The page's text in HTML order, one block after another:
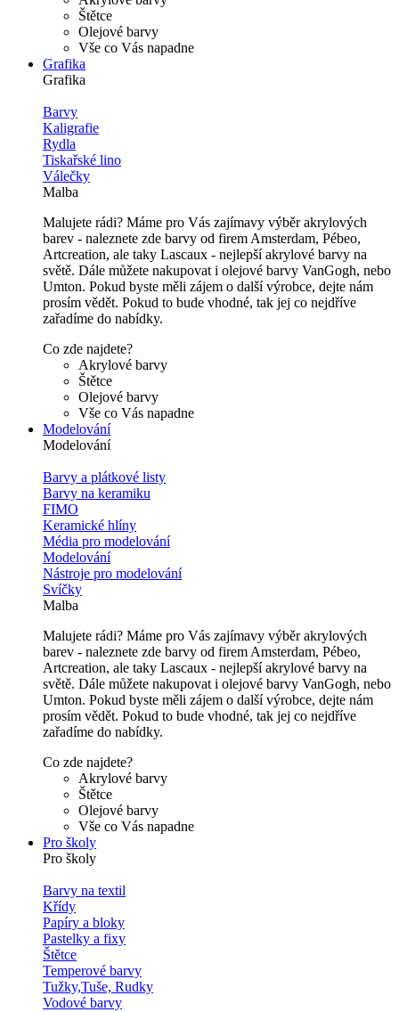
Štětce
Olejové barvy
Vše co Vás napadne
Grafika
Grafika
Barvy
Kaligrafie
Rydla
Tiskařské lino
Válečky
Malba
Malujete rádi? Máme pro Vás zajímavy výběr akrylových
barev - naleznete zde barvy od firem Amsterdam, Pébeo,
Artcreation, ale taky Lascaux - nejlepší akrylové barvy na
světě. Dále můžete nakupovat i olejové barvy VanGogh, nebo
Umton. Pokud byste měli zájem o další výrobce, dejte nám
prosím vědět. Pokud to bude vhodné, tak jej co nejdříve
zařadíme do nabídky.
Co zde najdete?
Akrylové barvy
Štětce
Olejové barvy
Vše co Vás napadne
Modelování
Modelování
Barvy a plátkové listy
Barvy na keramiku
FIMO
Keramické hlíny
Média pro modelování
Modelování
Nástroje pro modelování
Svíčky
Malba
Malujete rádi? Máme pro Vás zajímavy výběr akrylových
barev - naleznete zde barvy od firem Amsterdam, Pébeo,
Artcreation, ale taky Lascaux - nejlepší akrylové barvy na
světě. Dále můžete nakupovat i olejové barvy VanGogh, nebo
Umton. Pokud byste měli zájem o další výrobce, dejte nám
prosím vědět. Pokud to bude vhodné, tak jej co nejdříve
zařadíme do nabídky.
Co zde najdete?
Akrylové barvy
Štětce
Olejové barvy
Vše co Vás napadne
Pro školy
Pro školy
Barvy na textil
Křídy
Papíry a bloky
Pastelky a fixy
Štětce
Temperové barvy
Tužky,Tuše, Rudky
Vodové barvy